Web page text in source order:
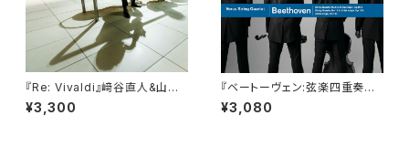
『Re: Vivaldi』﨑谷直人&山田
章典 kKy records
¥3,300
『ベートーヴェン:弦楽四重奏曲
全集8』ウェールズ弦楽四重奏団
¥3,080